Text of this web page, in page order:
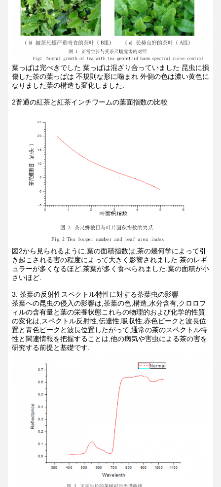
葉っぱは完ぺきでした 葉っぱは混ざり合っていました 昆虫に損
傷した茶の葉っぱは 不規則な形に噛まれ 外側の色は濃い黄色に
なりました葉の構造も変化しました.
2普通の紅茶と紅茶インチワームの葉面指数の比較
図2から見られるように,葉の面積指数は,茶の幾何学によって引
き起こされる害の程度によって大きく影響されました.茶のレギ
ュラーが多くなるほど,茶葉が多く食べられました.葉の面積が小
さいほど.
3. 茶葉の反射性スペクトル特性に対する茶葉虫の影響
茶葉への昆虫の侵入の影響は,茶葉の色,構造,水分含有,クロロフ
ィルの含有量と葉の栄養状態これらの物理的および化学的性質
の変化は,スペクトル反射性,伝達性,吸収性,赤色ピークと波長位
置と青色ピークと波長位置したがって,通常の茶のスペクトル特
性と関連情報を把握することは,他の病気や害虫による茶の害を
研究する前提と基礎です.